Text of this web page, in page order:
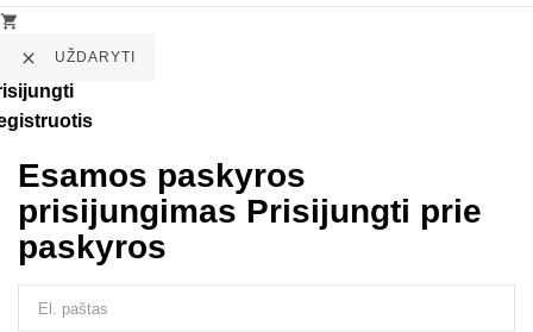


UŽDARYTI
Esamos paskyros
prisijungimas Prisijungti prie
paskyros